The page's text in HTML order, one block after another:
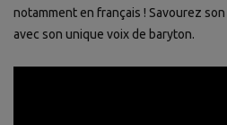
notamment en français ! Savourez
avec son unique voix de baryton.